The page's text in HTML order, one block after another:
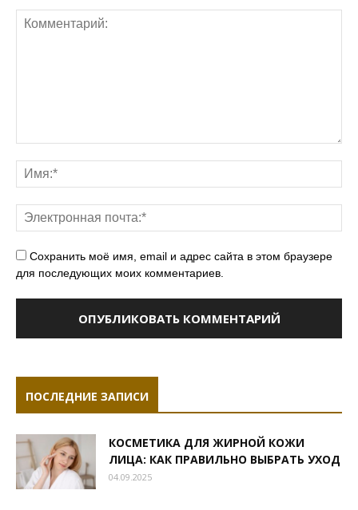
Сохранить моё имя, email и адрес сайта в этом браузере
для последующих моих комментариев.
ПОСЛЕДНИЕ ЗАПИСИ
КОСМЕТИКА ДЛЯ ЖИРНОЙ КОЖИ
ЛИЦА: КАК ПРАВИЛЬНО ВЫБРАТЬ УХОД
04.09.2025